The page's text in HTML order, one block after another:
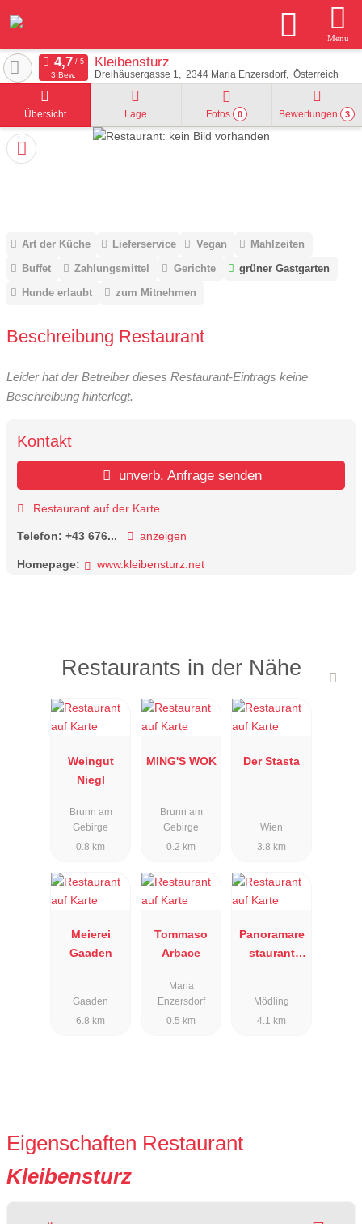
Menu
Kleibensturz
Dreihäusergasse 1 2344 Maria Enzersdorf Österreich
3 Bew.
Übersicht Lage Fotos 0 Bewertungen 3
Art der Küche Lieferservice Vegan
Mahlzeiten
Buffet
Zahlungsmittel Gerichte
grüner Gastgarten
Hunde erlaubt
zum Mitnehmen
Beschreibung Restaurant
Leider hat der Betreiber dieses Restaurant-Eintrags keine
Beschreibung hinterlegt.
Kontakt
unverb. Anfrage senden
Restaurant auf der Karte
Telefon: +43 676... anzeigen
Homepage: www.kleibensturz.net
Restaurants in der Nähe
Weingut
Niegl
Brunn am
Gebirge
0.8 km
MING'S WOK
Brunn am
Gebirge
0.2 km
Der Stasta
Wien
3.8 km
Meierei
Gaaden
Gaaden
6.8 km
Tommaso
Arbace
Maria
Enzersdorf
0.5 km
Panoramare
staurant
Mödling
4.1 km
Eigenschaften Restaurant
Kleibensturz